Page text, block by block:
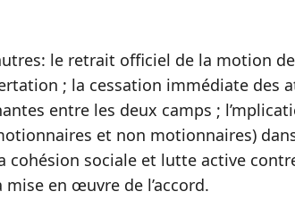
le retrait officiel de la motion
; la cessation immédiate des
entre les deux camps ;
et non motionnaires)
sociale et lutte active
en œuvre de l’accord.